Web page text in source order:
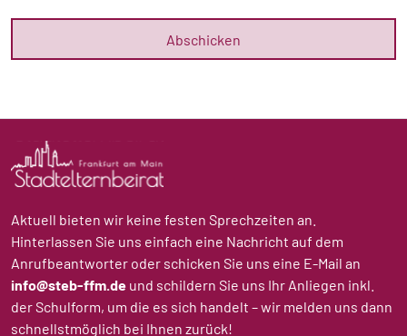
Aktuell bieten wir keine festen Sprechzeiten an.
Hinterlassen Sie uns einfach eine Nachricht auf dem
Anrufbeantworter oder schicken Sie uns eine E-Mail an
info@steb-ffm.de und schildern Sie uns Ihr Anliegen inkl.
der Schulform, um die es sich handelt – wir melden uns dann
schnellstmöglich bei Ihnen zurück!